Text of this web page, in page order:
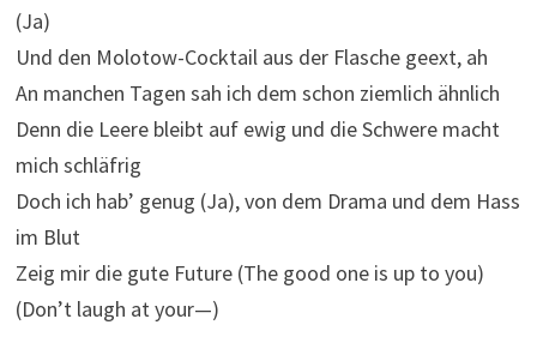
(Ja)
Und den Molotow-Cocktail aus der Flasche geext, ah
An manchen Tagen sah ich dem schon ziemlich ähnlich
Denn die Leere bleibt auf ewig und die Schwere macht
mich schläfrig
Doch ich hab’ genug (Ja), von dem Drama und dem Hass
im Blut
Zeig mir die gute Future (The good one is up to you)
(Don’t laugh at your—)